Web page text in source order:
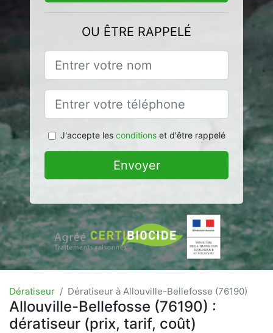
OU ÊTRE RAPPELÉ
J'accepte les conditionset d'être rappelé
Envoyer
Dératiseur Dératiseur à Allouville-Bellefosse (76190)
Allouville-Bellefosse (76190) :
dératiseur (prix, tarif, coût)